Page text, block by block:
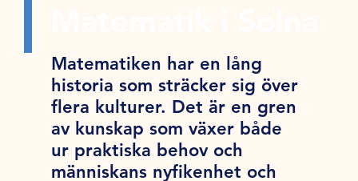
Matematiken har en lång
historia som sträcker sig över
flera kulturer. Det är en gren
av kunskap som växer både
ur praktiska behov och
människans nyfikenhet och